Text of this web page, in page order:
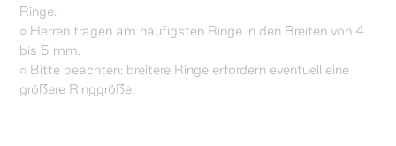
Ringe.
○ Herren tragen am häufigsten Ringe in den Breiten von 4
bis 5 mm.
○ Bitte beachten: breitere Ringe erfordern eventuell eine
größere Ringgröße.